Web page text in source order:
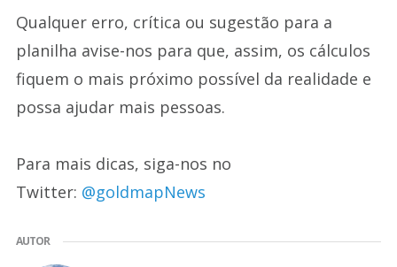
Qualquer erro, crítica ou sugestão para a
planilha avise-nos para que, assim, os cálculos
fiquem o mais próximo possível da realidade e
possa ajudar mais pessoas.
Para mais dicas, siga-nos no
Twitter: @goldmapNews
AUTOR